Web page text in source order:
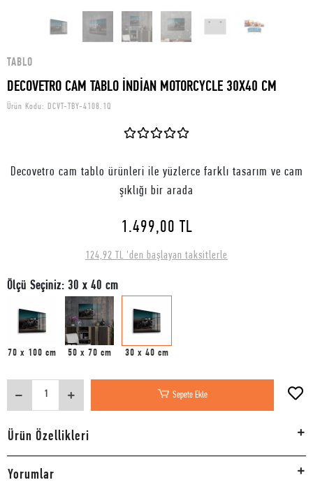
TABLO
DECOVETRO CAM TABLO İNDİAN MOTORCYCLE 30X40 CM
Ürün Kodu: DCVT-TBY-4108.1Q
Decovetro cam tablo ürünleri ile yüzlerce farklı tasarım ve cam
şıklığı bir arada
1.499,00 TL
124,92 TL 'den başlayan taksitlerle
Ölçü Seçiniz: 30 x 40 cm
70 x 100 cm 50 x 70 cm 30 x 40 cm
Sepete Ekle
Ürün Özellikleri
Yorumlar